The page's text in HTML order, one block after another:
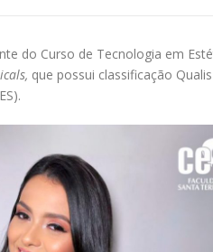
do Curso de Tecnologia em
que possui classificação